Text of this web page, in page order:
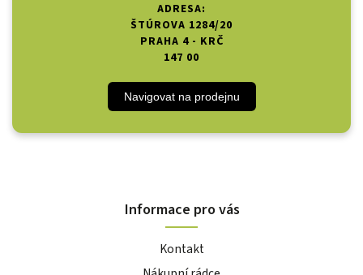
ADRESA:
ŠTÚROVA 1284/20
PRAHA 4 - KRČ
147 00
Navigovat na prodejnu
Informace pro vás
Kontakt